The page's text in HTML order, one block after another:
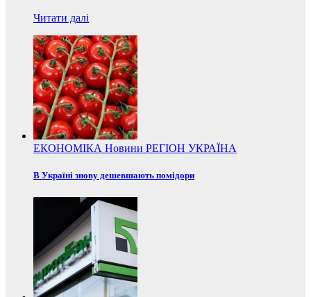
Читати далі
ЕКОНОМІКА Новини РЕГІОН УКРАЇНА
В Україні знову дешевшають помідори